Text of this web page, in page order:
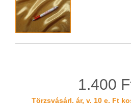
1.400
Törzsvásárl. ár, v. 10 e. Ft